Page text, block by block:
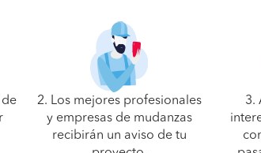
de
2. Los mejores profesionales
y empresas de mudanzas
recibirán un aviso de tu
3.